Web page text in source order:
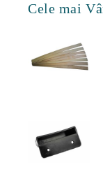
Cele mai